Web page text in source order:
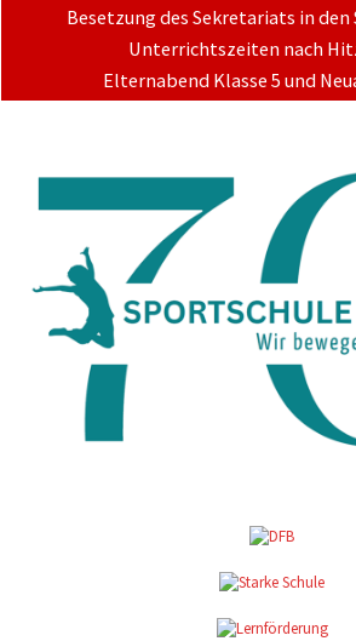
Besetzung des Sekretariats in
Unterrichtszeiten nach
Elternabend Klasse 5 und